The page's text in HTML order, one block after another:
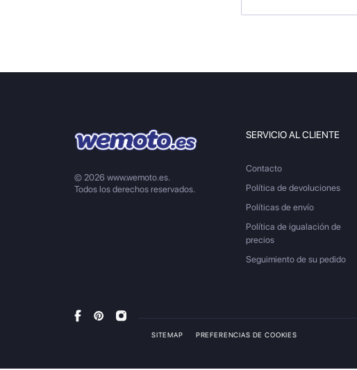
© 2026 www.wemoto.es.
Todos los derechos reservados.
SERVICIO AL CLIENTE
Contacto
Política de devoluciones
Políticas de envío
Política de igualación de
precios
Seguimiento de su pedido
SITEMAP PREFERENCIAS DE COOKIES